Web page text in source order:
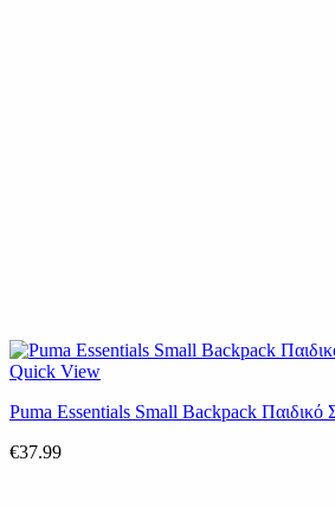
Quick View
Puma Essentials Small Backpack Παιδικό
€37.99